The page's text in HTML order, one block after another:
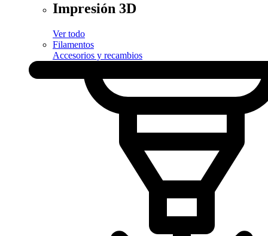
Impresión 3D
Ver todo
Filamentos
Accesorios y recambios